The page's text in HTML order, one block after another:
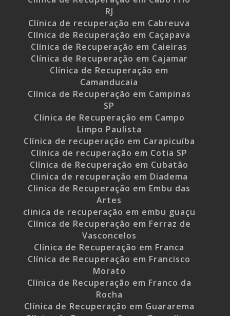
RJ
Clínica de recuperação em Cabreuva
Clínica de Recuperação em Caçapava
Clínica de Recuperação em Caieiras
Clínica de Recuperação em Cajamar
Clínica de Recuperação em
Camanducaia
Clínica de Recuperação em Campinas
SP
Clínica de Recuperação em Campo
Limpo Paulista
Clínica de recuperação em Carapicuíba
Clínica de recuperação em Cotia SP
Clínica de Recuperação em Cubatão
Clinica de recuperação em Diadema
Clinica de Recuperação em Embu das
Artes
clinica de recuperação em embu guaçu
Clínica de Recuperação em Ferraz de
Vasconcelos
Clínica de Recuperação em Franca
Clínica de Recuperação em Francisco
Morato
Clínica de Recuperação em Franco da
Rocha
Clínica de Recuperação em Guararema